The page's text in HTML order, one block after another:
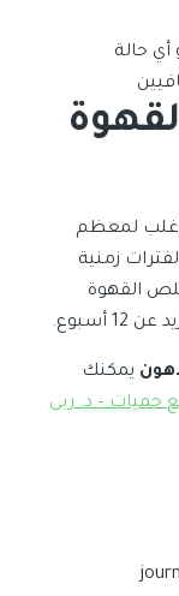
حالة
لمعظم
زمنية
القهوة
يمكنك
حميات – د. ربى